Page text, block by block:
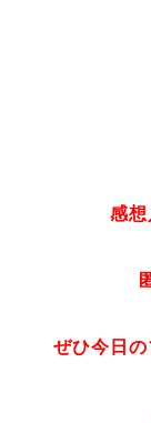
感想
ぜひ今日